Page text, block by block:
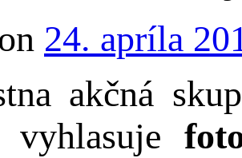
24. apríla
akčná
vyhlasuje